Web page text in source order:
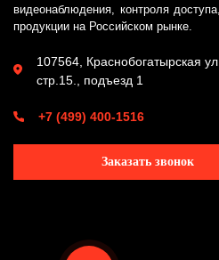
видеонаблюдения, контроля
продукции на Российском рынке.
107564, Краснобогатырская
стр.15., подъезд 1
+7 (499) 400-1516
Заказать звонок